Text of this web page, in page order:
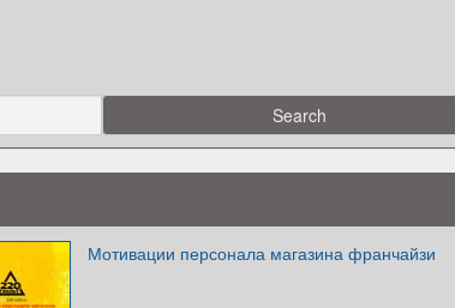
Мотивации персонала магазина франчайзи